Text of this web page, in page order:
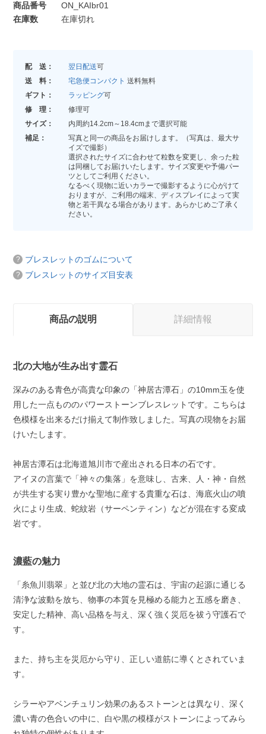
商品番号
ON_KAIbr01
在庫数
在庫切れ
配 送： 翌日配送可
送 料：
宅急便コンパクト 送料無料
ギフト：
ラッピング可
修 理：
修理可
サイズ：
内周約14.2cm～18.4cmまで選択可能
補足：
写真と同一の商品をお届けします。（写真は、最大サ
イズで撮影）
選択されたサイズに合わせて粒数を変更し、余った粒
は同梱してお届けいたします。サイズ変更や予備パー
ツとしてご利用ください。
なるべく現物に近いカラーで撮影するように心がけて
おりますが、ご利用の端末、ディスプレイによって実
物と若干異なる場合があります。あらかじめご了承く
ださい。
ブレスレットのゴムについて
ブレスレットのサイズ目安表
商品の説明 詳細情報
北の大地が生み出す霊石
深みのある青色が高貴な印象の「神居古潭石」の10mm玉を使
用した一点もののパワーストーンブレスレットです。こちらは
色模様を出来るだけ揃えて制作致しました。写真の現物をお届
けいたします。
神居古潭石は北海道旭川市で産出される日本の石です。
アイヌの言葉で「神々の集落」を意味し、古来、人・神・自然
が共生する実り豊かな聖地に産する貴重な石は、海底火山の噴
火により生成、蛇紋岩（サーペンティン）などが混在する変成
岩です。
濃藍の魅力
「糸魚川翡翠」と並び北の大地の霊石は、宇宙の起源に通じる
清浄な波動を放ち、物事の本質を見極める能力と五感を磨き、
安定した精神、高い品格を与え、深く強く災厄を祓う守護石で
す。
また、持ち主を災厄から守り、正しい道筋に導くとされていま
す。
シラーやアベンチュリン効果のあるストーンとは異なり、深く
濃い青の色合いの中に、白や黒の模様がストーンによってみら